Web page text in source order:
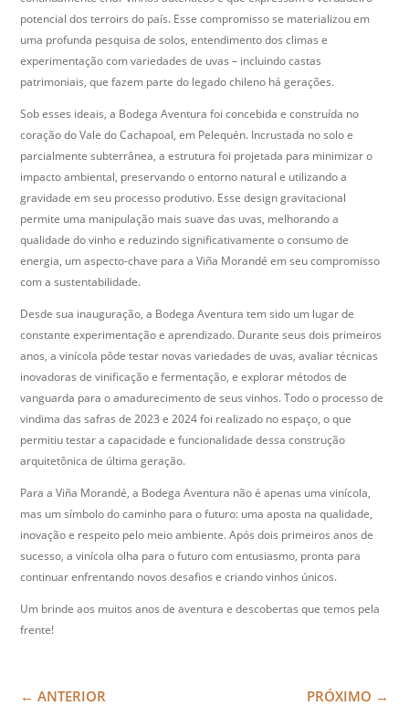
potencial dos terroirs do país. Esse compromisso se materializou em
uma profunda pesquisa de solos, entendimento dos climas e
experimentação com variedades de uvas – incluindo castas
patrimoniais, que fazem parte do legado chileno há gerações.
Sob esses ideais, a Bodega Aventura foi concebida e construída no
coração do Vale do Cachapoal, em Pelequén. Incrustada no solo e
parcialmente subterrânea, a estrutura foi projetada para minimizar o
impacto ambiental, preservando o entorno natural e utilizando a
gravidade em seu processo produtivo. Esse design gravitacional
permite uma manipulação mais suave das uvas, melhorando a
qualidade do vinho e reduzindo significativamente o consumo de
energia, um aspecto-chave para a Viña Morandé em seu compromisso
com a sustentabilidade.
Desde sua inauguração, a Bodega Aventura tem sido um lugar de
constante experimentação e aprendizado. Durante seus dois primeiros
anos, a vinícola pôde testar novas variedades de uvas, avaliar técnicas
inovadoras de vinificação e fermentação, e explorar métodos de
vanguarda para o amadurecimento de seus vinhos. Todo o processo de
vindima das safras de 2023 e 2024 foi realizado no espaço, o que
permitiu testar a capacidade e funcionalidade dessa construção
arquitetônica de última geração.
Para a Viña Morandé, a Bodega Aventura não é apenas uma vinícola,
mas um símbolo do caminho para o futuro: uma aposta na qualidade,
inovação e respeito pelo meio ambiente. Após dois primeiros anos de
sucesso, a vinícola olha para o futuro com entusiasmo, pronta para
continuar enfrentando novos desafios e criando vinhos únicos.
Um brinde aos muitos anos de aventura e descobertas que temos pela
frente!
←ANTERIOR PRÓXIMO →